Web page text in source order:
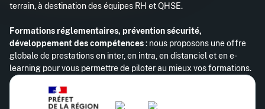
terrain, à destination des équipes RH et QHSE.
Formations réglementaires, prévention sécurité,
développement des compétences: nous proposons une offre
globale de prestations en inter, en intra, en distanciel et en e-
learning pour vous permettre de piloter au mieux vos formations.